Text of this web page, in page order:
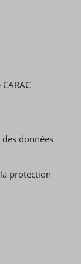
des données
protection